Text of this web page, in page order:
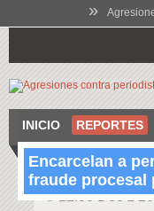
»
INICIO REPORTES
Encarcelan a
fraude procesal
12:00 Dec 1